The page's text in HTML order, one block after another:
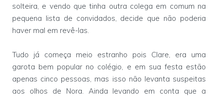
solteira, e vendo que tinha outra colega em comum na
pequena lista de convidados, decide que não poderia
haver mal em revê-las.
Tudo já começa meio estranho pois Clare, era uma
garota bem popular no colégio, e em sua festa estão
apenas cinco pessoas, mas isso não levanta suspeitas
aos olhos de Nora. Ainda levando em conta que a